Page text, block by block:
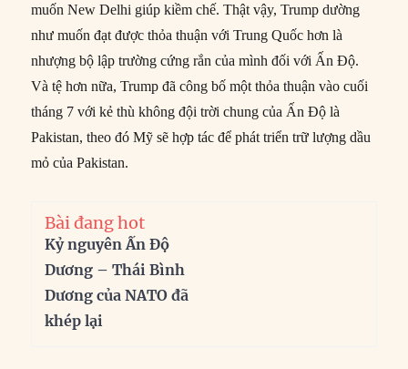
muốn New Delhi giúp kiềm chế. Thật vậy, Trump dường
như muốn đạt được thỏa thuận với Trung Quốc hơn là
nhượng bộ lập trường cứng rắn của mình đối với Ấn Độ.
Và tệ hơn nữa, Trump đã công bố một thỏa thuận vào cuối
tháng 7 với kẻ thù không đội trời chung của Ấn Độ là
Pakistan, theo đó Mỹ sẽ hợp tác để phát triển trữ lượng dầu
mỏ của Pakistan.
Bài đang hot
Kỷ nguyên Ấn Độ
Dương – Thái Bình
Dương của NATO đã
khép lại